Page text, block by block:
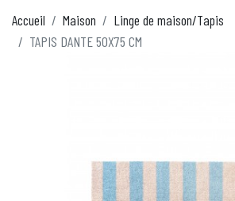
Accueil Maison
Linge de maison/Tapis
TAPIS DANTE 50X75 CM